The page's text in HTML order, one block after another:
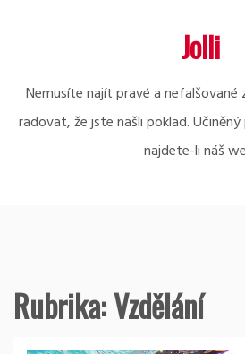
Jolli
Nemusíte najít pravé a
radovat, že jste našli poklad.
najdete-li náš
Rubrika:Vzdělání